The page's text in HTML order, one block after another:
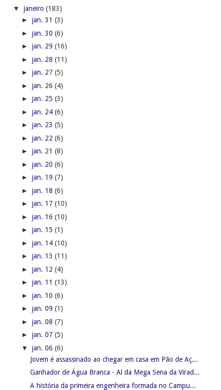
▼ janeiro (183)
► jan. 31 (3)
► jan. 30 (6)
► jan. 29 (16)
► jan. 28 (11)
► jan. 27 (5)
► jan. 26 (4)
► jan. 25 (3)
► jan. 24 (6)
► jan. 23 (5)
► jan. 22 (6)
► jan. 21 (8)
► jan. 20 (6)
► jan. 19 (7)
► jan. 18 (6)
► jan. 17 (10)
► jan. 16 (10)
► jan. 15 (1)
► jan. 14 (10)
► jan. 13 (11)
► jan. 12 (4)
► jan. 11 (13)
► jan. 10 (6)
► jan. 09 (1)
► jan. 08 (7)
► jan. 07 (5)
▼ jan. 06 (6)
Jovem é assassinado ao chegar em casa em Pão de Aç...
Ganhador de Água Branca - Al da Mega Sena da Virad...
A história da primeira engenheira formada no Campu...